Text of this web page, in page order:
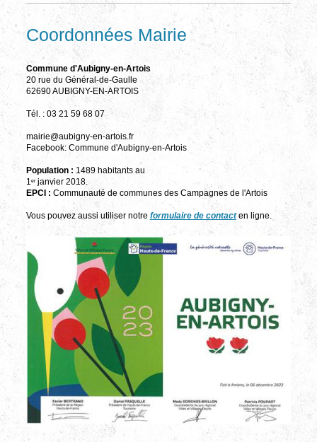
Coordonnées Mairie
Commune d'Aubigny-en-Artois
20 rue du Général-de-Gaulle
62690 AUBIGNY-EN-ARTOIS
Tél. : 03 21 59 68 07
mairie@aubigny-en-artois.fr
Facebook: Commune d'Aubigny-en-Artois
Population : 1489 habitants au
1 erjanvier 2018.
EPCI : Communauté de communes des Campagnes de l'Artois
Vous pouvez aussi utiliser notre formulaire de contact en ligne.